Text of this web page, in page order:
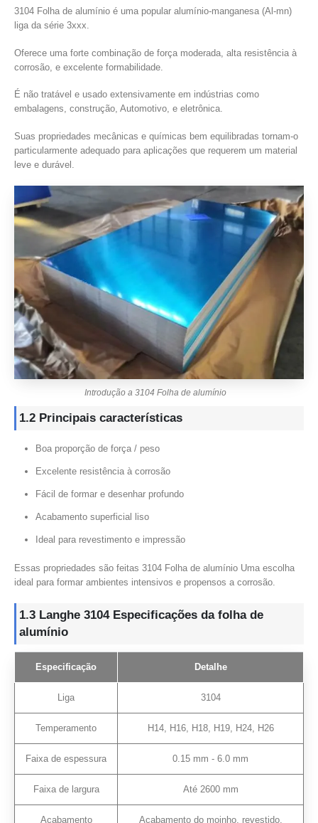
3104 Folha de alumínio é uma popular alumínio-manganesa (Al-mn)
liga da série 3xxx.
Oferece uma forte combinação de força moderada, alta resistência à
corrosão, e excelente formabilidade.
É não tratável e usado extensivamente em indústrias como
embalagens, construção, Automotivo, e eletrônica.
Suas propriedades mecânicas e químicas bem equilibradas tornam-o
particularmente adequado para aplicações que requerem um material
leve e durável.
Introdução a 3104 Folha de alumínio
1.2 Principais características
Boa proporção de força / peso
Excelente resistência à corrosão
Fácil de formar e desenhar profundo
Acabamento superficial liso
Ideal para revestimento e impressão
Essas propriedades são feitas 3104 Folha de alumínio Uma escolha
ideal para formar ambientes intensivos e propensos a corrosão.
1.3 Langhe 3104 Especificações da folha de
alumínio
Especificação Detalhe
Liga 3104
Temperamento H14, H16, H18, H19, H24, H26
Faixa de espessura 0.15 mm - 6.0 mm
Faixa de largura Até 2600 mm
Acabamento
Acabamento do moinho, revestido,